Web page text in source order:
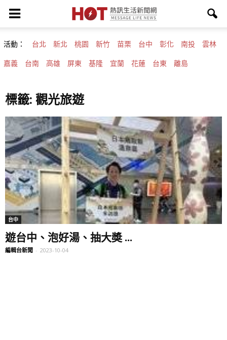
活動： 台北 新北 桃園 新竹 苗栗 台中 彰化 南投 雲林
嘉義 台南 高雄 屏東 基隆 宜蘭 花蓮 台東 離島
標籤: 觀光旅遊
台中
遊台中、泡好湯、抽大奬 ...
編輯台新聞 - 2023-10-04